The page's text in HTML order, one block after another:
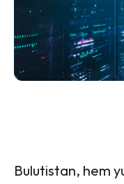
Bulutistan, hem